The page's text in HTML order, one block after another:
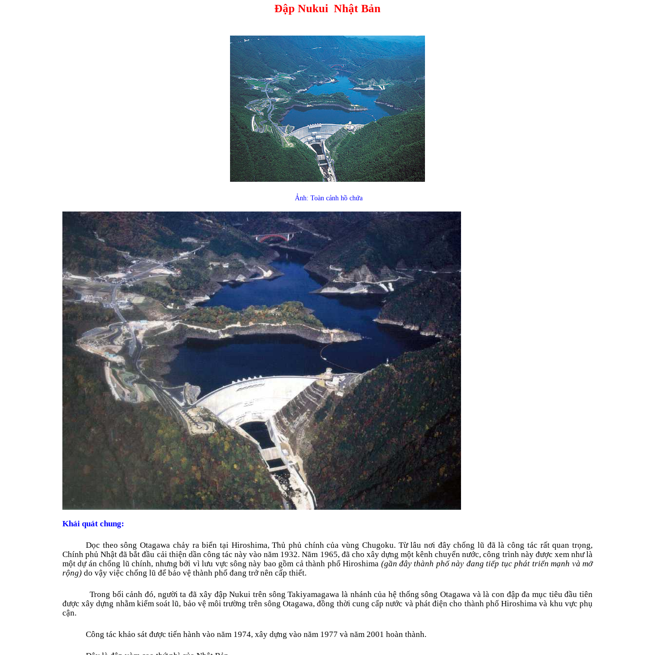
Đập Nukui Nhật Bản
Ảnh: Toàn cảnh hồ chứa
Khái quát chung:
Dọc theo sông Otagawa chảy ra biển tại Hiroshima, Thủ phủ chính của vùng Chugoku. Từ lâu nơi đây chống lũ đã là công tác rất quan trọng,
Chính phủ Nhật đã bắt đầu cải thiện dần công tác này vào năm 1932. Năm 1965, đã cho xây dựng một kênh chuyển nước, công trình này được xem như là
một dự án chống lũ chính, nhưng bởi vì lưu vực sông này bao gồm cả thành phố Hiroshima (gần đây thành phố này đang tiếp tục phát triển mạnh và mở
rộng) do vậy việc chống lũ để bảo vệ thành phố đang trở nên cấp thiết.
Trong bối cảnh đó, người ta đã xây đập Nukui trên sông Takiyamagawa là nhánh của hệ thống sông Otagawa và là con đập đa mục tiêu đầu tiên
được xây dựng nhằm kiểm soát lũ, bảo vệ môi trường trên sông Otagawa, đồng thời cung cấp nước và phát điện cho thành phố Hiroshima và khu vực phụ
cận.
Công tác khảo sát được tiến hành vào năm 1974, xây dựng vào năm 1977 và năm 2001 hoàn thành.